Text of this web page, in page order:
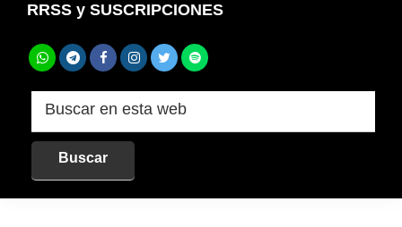
RRSS y SUSCRIPCIONES
Buscar
web